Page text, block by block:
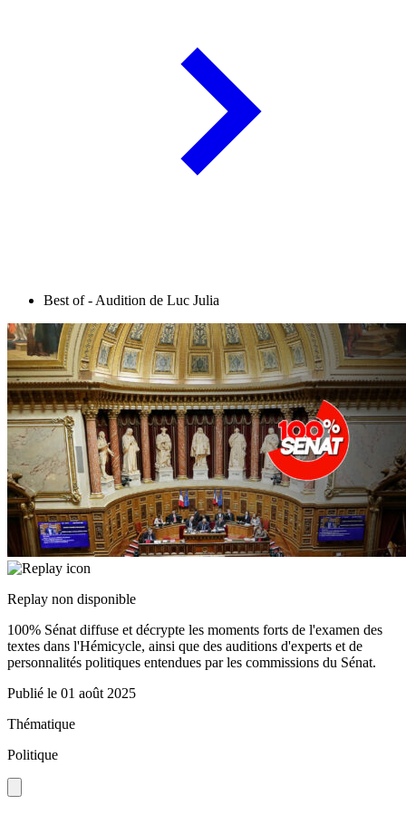
Best of - Audition de Luc Julia
Replay non disponible
100% Sénat diffuse et décrypte les moments forts de l'examen des
textes dans l'Hémicycle, ainsi que des auditions d'experts et de
personnalités politiques entendues par les commissions du Sénat.
Publié le 01 août 2025
Thématique
Politique